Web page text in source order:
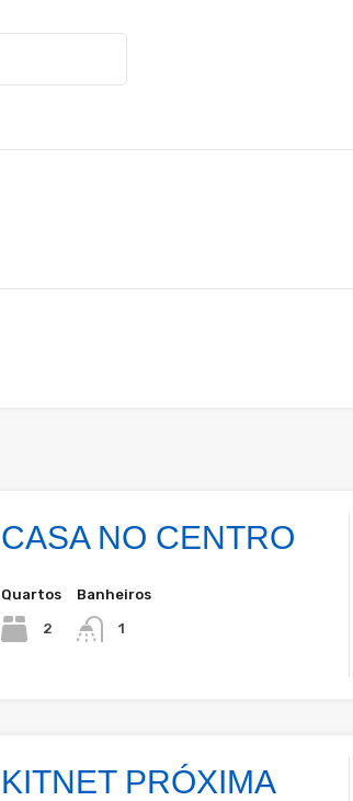
CASA NO CENTRO
Quartos
2
Banheiros
1
KITNET PRÓXIMA